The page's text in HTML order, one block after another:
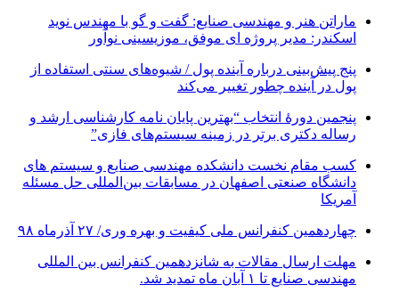
ماراتن هنر و مهندسی صنایع: گفت و گو با مهندس نوید
اسکندر: مدیر پروژه ای موفق، موزیسینی نوآور
پنج پیش‌بینی درباره آینده پول / شیوه‌های سنتی استفاده از
پول در آینده چطور تغییر می‌کند
پنجمین دورۀ انتخاب “بهترین پایان ­نامه کارشناسی­ ارشد و
رساله دکتری برتر در زمینه سیستم‌های فازی”
کسب مقام نخست دانشکده مهندسی صنایع و سیستم های
دانشگاه صنعتی اصفهان در مسابقات بین‌المللی حل مسئله
آمریکا
چهاردهمین کنفرانس ملی کیفیت و بهره وری/ ۲۷ آذرماه ۹۸
مهلت ارسال مقالات به شانزدهمین کنفرانس بین المللی
مهندسی صنایع تا ۱ آبان ماه تمدید شد.